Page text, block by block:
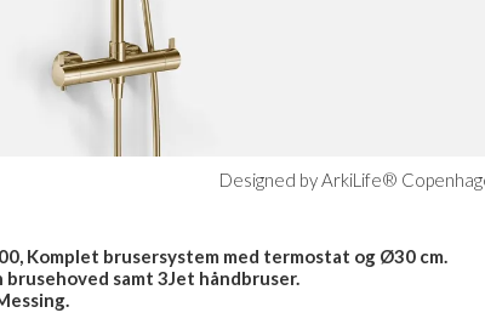
Designed by ArkiLife®
Komplet brusersystem med termostat og Ø30 cm.
brusehoved samt 3Jet håndbruser.